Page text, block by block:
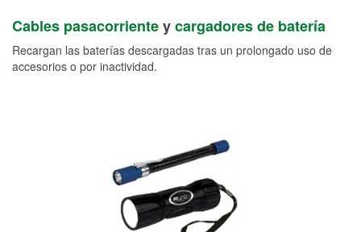
Cables pasacorrienteycargadores de batería
Recargan las baterías descargadas tras un prolongado uso de
accesorios o por inactividad.